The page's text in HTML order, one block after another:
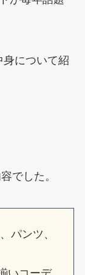
身について紹
でした。
パンツ、